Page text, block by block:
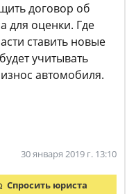
договор об
для оценки. Где
ставить новые
учитывать
автомобиля.
30 января 2019 г. 13:10
Спросить юриста